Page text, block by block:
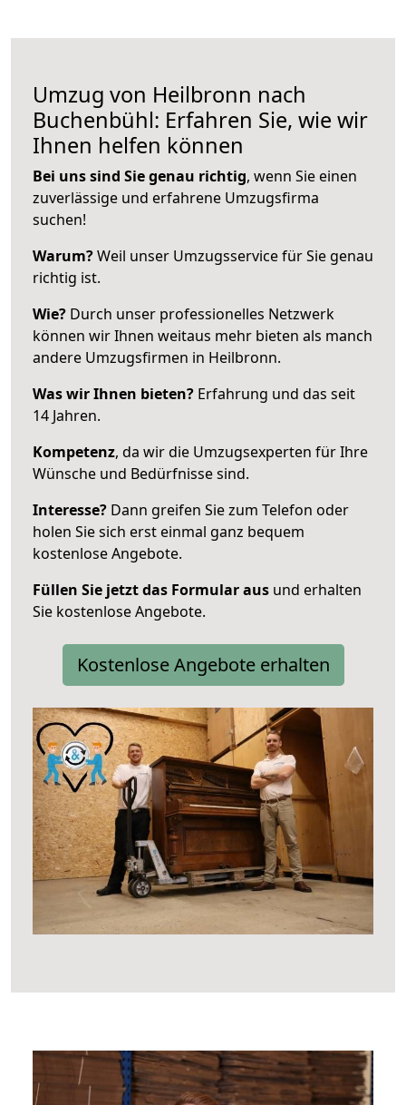
Umzug von Heilbronn nach
Buchenbühl: Erfahren Sie, wie wir
Ihnen helfen können
Bei uns sind Sie genau richtig, wenn Sie einen
zuverlässige und erfahrene Umzugsfirma
suchen!
Warum?Weil unser Umzugsservice für Sie genau
richtig ist.
Wie? Durch unser professionelles Netzwerk
können wir Ihnen weitaus mehr bieten als manch
andere Umzugsfirmen in Heilbronn.
Was wir Ihnen bieten? Erfahrung und das seit
14 Jahren.
Kompetenz, da wir die Umzugsexperten für Ihre
Wünsche und Bedürfnisse sind.
Interesse? Dann greifen Sie zum Telefon oder
holen Sie sich erst einmal ganz bequem
kostenlose Angebote.
Füllen Sie jetzt das Formular aus und erhalten
Sie kostenlose Angebote.
Kostenlose Angebote erhalten